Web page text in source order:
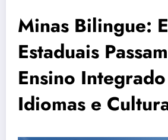
Minas Bilingue:
Estaduais
Ensino
Idiomas e